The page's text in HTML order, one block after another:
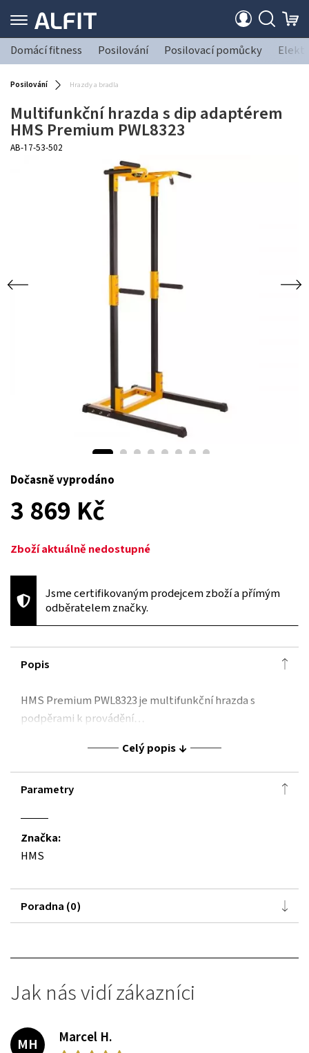
Domácí fitness Posilování Posilovací pomůcky
Posilování Hrazdy a bradla
Multifunkční hrazda s dip adaptérem
HMS Premium PWL8323
AB-17-53-502
Dočasně vyprodáno
3 869 Kč
Zboží aktuálně nedostupné
Jsme certifikovaným prodejcem zboží a přímým
odběratelem značky.
Popis
HMS Premium PWL8323 je multifunkční hrazda s
podpěrami k provádění…
Celý popis
Parametry
Značka:
HMS
Poradna (0)
Jak nás vidí zákazníci
MH
Marcel H.